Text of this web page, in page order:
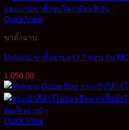
Quick View
ขาตั้งฉาบ
Makana ขาตั้งฉาบตรง 2 ท่อน รุ่น
1,050.00
Quick View